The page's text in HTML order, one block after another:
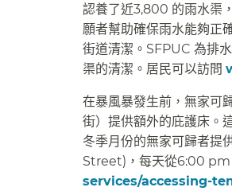
認養了近3,800 的雨水渠
願者幫助確保雨水能夠正
街道清潔。SFPUC 為排
渠的清潔。居民可以訪問
在暴風暴發生前，無家可
街）提供額外的庇護床。
冬季月份的無家可歸者
Street)，每天從6:00 pm
services/accessing-